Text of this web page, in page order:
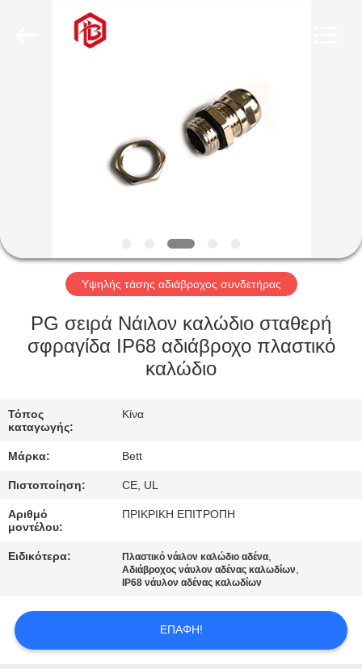
ΠΡΟΪΌΝΤΑ
ΓΎΡΟΣ
ΕΡΓΟΣΤΑΣΊΩΝ
ΠΟΙΟΤΙΚΌΣ
SITEMAP
PRIVACY
POLICY
Υψηλής τάσης αδιάβροχος συνδετήρας
PG σειρά Νάιλον καλώδιο σταθερή
σφραγίδα IP68 αδιάβροχο πλαστικό
καλώδιο
Τόπος
καταγωγής:
Κίνα
Μάρκα: Bett
Πιστοποίηση: CE, UL
Αριθμό
μοντέλου:
ΠΡΙΚΡΙΚΗ ΕΠΙΤΡΟΠΗ
Ειδικότερα: Πλαστικό νάιλον καλώδιο αδένα,
Αδιάβροχος νάυλον αδένας καλωδίων,
IP68 νάυλον αδένας καλωδίων
ΕΠΑΦΉ!